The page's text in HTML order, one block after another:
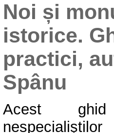
Noi și
istorice.
practici,
Spânu
Acest